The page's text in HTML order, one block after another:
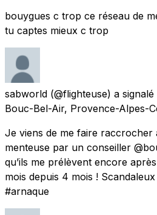
bouygues c trop ce réseau de
tu captes mieux c trop
sabworld (@flighteuse) a signalé
Bouc-Bel-Air, Provence-Alpes-
Je viens de me faire raccrocher
menteuse par un conseiller
qu’ils me prélèvent encore
mois depuis 4 mois !
#arnaque